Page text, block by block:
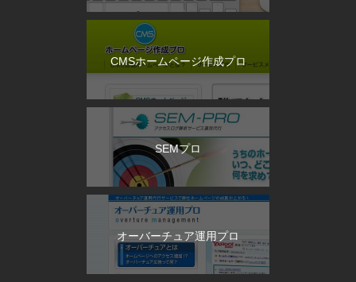
CMSホームページ作成プロ
SEMプロ
オーバーチュア運用プロ